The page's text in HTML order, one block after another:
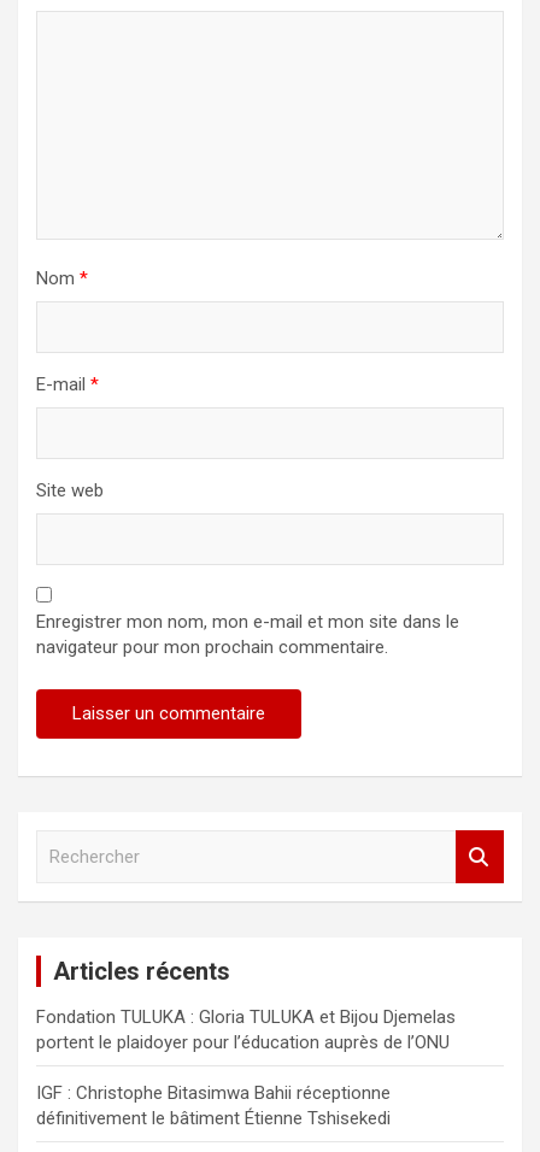
Nom *
E-mail *
Site web
Enregistrer mon nom, mon e-mail et mon site dans le
navigateur pour mon prochain commentaire.
c
h
e
r
Articles récents
Fondation TULUKA : Gloria TULUKA et Bijou Djemelas
portent le plaidoyer pour l’éducation auprès de l’ONU
IGF : Christophe Bitasimwa Bahii réceptionne
définitivement le bâtiment Étienne Tshisekedi